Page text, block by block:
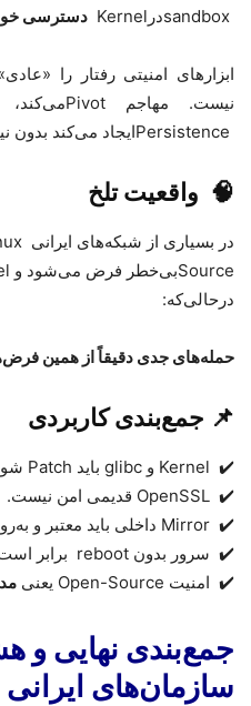
sandboxدر Kernel دسترسی
ابزارهای امنیتی رفتار را
نیست. مهاجم Pivot
Persistenceایجاد می‌کند بدون
🧠 واقعیت تلخ
در بسیاری از شبکه‌های ایرانی
Sourceبی‌خطر فرض می‌شود و
درحالی‌که:
حمله‌های جدی دقیقاً از همین
📌 جمع‌بندی کاربردی
✔️
Kernel و glibc باید Patch
✔️
OpenSSL قدیمی امن نیست.
✔️
Mirror داخلی باید معتبر و
✔️ سرور بدون reboot برابر
✔️ امنیت Open-Source یعنی
جمع‌بندی نهایی و
سازمان‌های ایرانی